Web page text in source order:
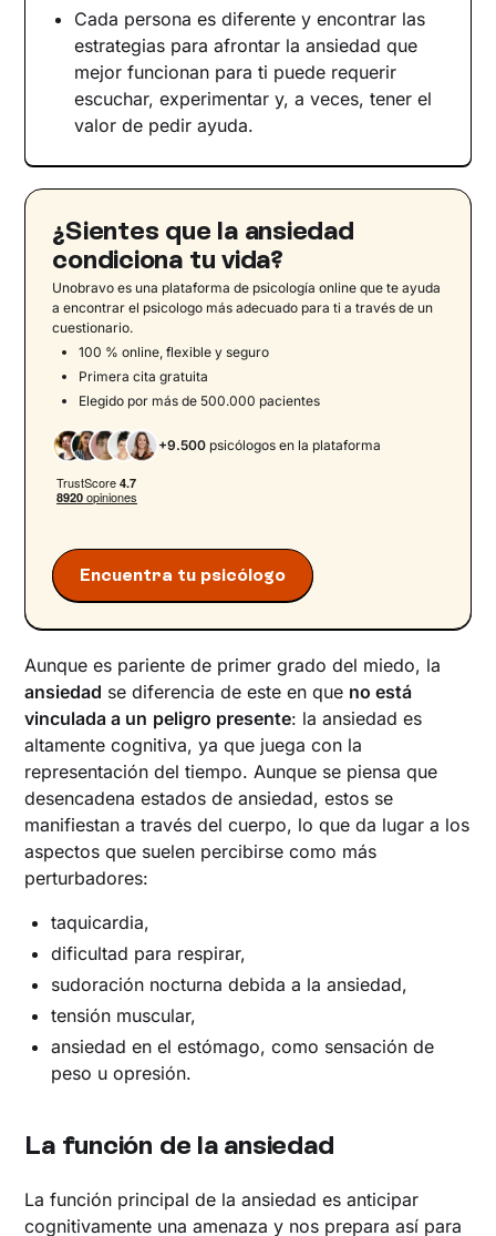
Cada persona es diferente y encontrar las
estrategias para afrontar la ansiedad que
mejor funcionan para ti puede requerir
escuchar, experimentar y, a veces, tener el
valor de pedir ayuda.
¿Sientes que la ansiedad
condiciona tu vida?
Unobravo es una plataforma de psicología online que te ayuda
a encontrar el psicologo más adecuado para ti a través de un
cuestionario.
Encuentra tu psicólogo
100 % online, flexible y seguro
Primera cita gratuita
Elegido por más de 500.000 pacientes
+9.500 psicólogos en la plataforma
Aunque es pariente de primer grado del miedo, la
ansiedad se diferencia de este en que no está
vinculada a un peligro presente: la ansiedad es
altamente cognitiva, ya que juega con la
representación del tiempo. Aunque se piensa que
desencadena estados de ansiedad, estos se
manifiestan a través del cuerpo, lo que da lugar a los
aspectos que suelen percibirse como más
perturbadores:
taquicardia,
dificultad para respirar,
sudoración nocturna debida a la ansiedad,
tensión muscular,
ansiedad en el estómago, como sensación de
peso u opresión.
La función de la ansiedad
La función principal de la ansiedad es anticipar
cognitivamente una amenaza y nos prepara así para